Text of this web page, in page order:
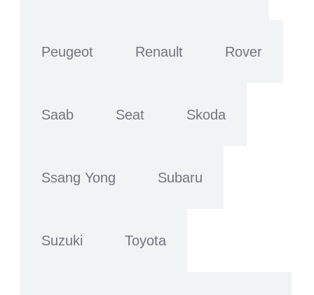
Peugeot Renault Rover
Saab Seat Skoda
Ssang Yong Subaru
Suzuki Toyota